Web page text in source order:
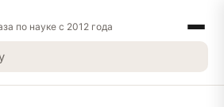
по науке с 2012 года